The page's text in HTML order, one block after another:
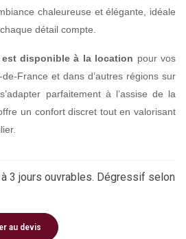
chaleureuse et élégante, idéale
détail compte.
disponible à la location pour vos
France et dans d’autres régions sur
parfaitement à l’assise de la
un confort discret tout en valorisant
3 jours ouvrables. Dégressif selon
au devis